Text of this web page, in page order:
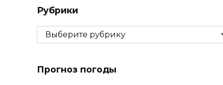
Рубрики
Рубрики
Прогноз погоды